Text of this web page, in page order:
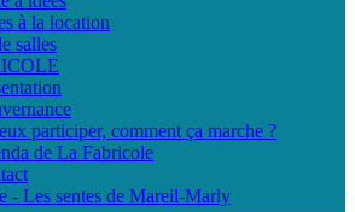
à la location
salles
participer, comment ça marche ?
de La Fabricole
- Les sentes de Mareil-Marly